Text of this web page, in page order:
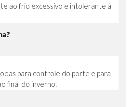
ao frio excessivo e intolerante à
para controle do porte e para
final do inverno.